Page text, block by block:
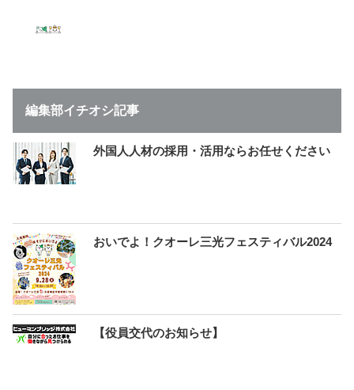
編集部イチオシ記事
外国人人材の採用・活用ならお任せください
おいでよ！クオーレ三光フェスティバル2024
【役員交代のお知らせ】